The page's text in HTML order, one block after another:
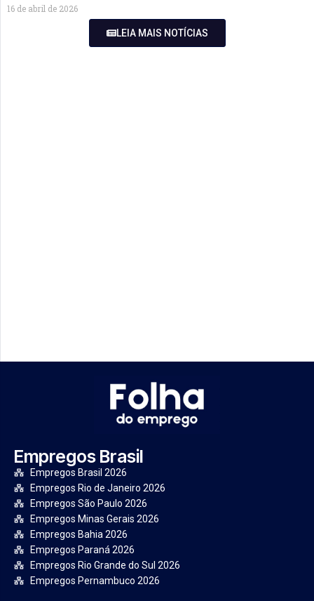
16 de abril de 2026
LEIA MAIS NOTÍCIAS
Empregos Brasil
Empregos Brasil 2026
Empregos Rio de Janeiro 2026
Empregos São Paulo 2026
Empregos Minas Gerais 2026
Empregos Bahia 2026
Empregos Paraná 2026
Empregos Rio Grande do Sul 2026
Empregos Pernambuco 2026